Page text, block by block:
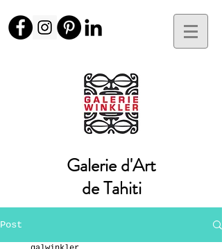
Galerie d'Art
de Tahiti
Post